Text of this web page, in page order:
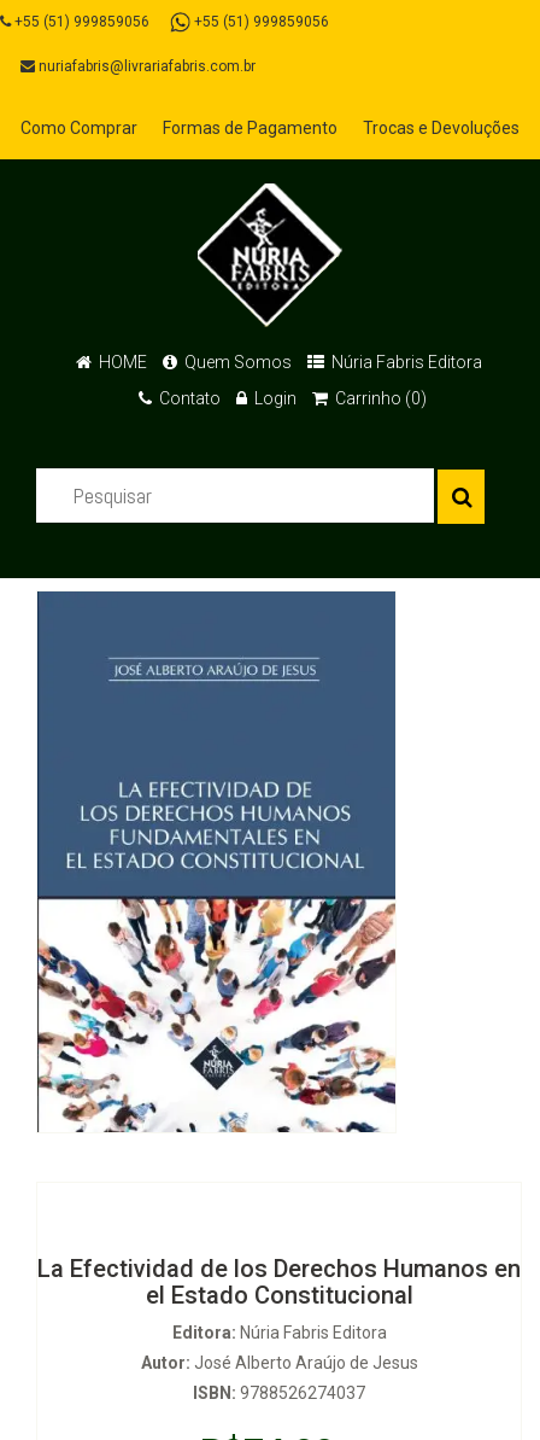
+55 (51) 999859056 +55 (51) 999859056
nuriafabris@livrariafabris.com.br
Como Comprar Formas de Pagamento Trocas e Devoluções
HOME Quem Somos
Núria Fabris Editora
Contato
Login Carrinho (0)
La Efectividad de los Derechos Humanos en
el Estado Constitucional
Editora: Núria Fabris Editora
Autor: José Alberto Araújo de Jesus
ISBN: 9788526274037